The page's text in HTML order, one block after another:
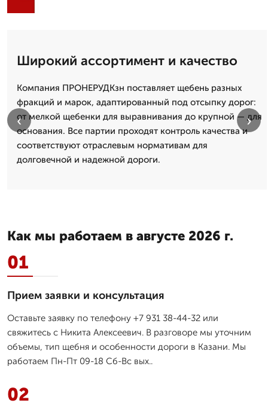
Широкий ассортимент и качество
Компания ПРОНЕРУДКзн поставляет щебень разных
фракций и марок, адаптированный под отсыпку дорог:
от мелкой щебенки для выравнивания до крупной — для
основания. Все партии проходят контроль качества и
соответствуют отраслевым нормативам для
долговечной и надежной дороги.
‹ ›
Как мы работаем в августе 2026 г.
01
Прием заявки и консультация
Оставьте заявку по телефону +7 931 38-44-32 или
свяжитесь с Никита Алексеевич. В разговоре мы уточним
объемы, тип щебня и особенности дороги в Казани. Мы
работаем Пн-Пт 09-18 Сб-Вс вых..
02